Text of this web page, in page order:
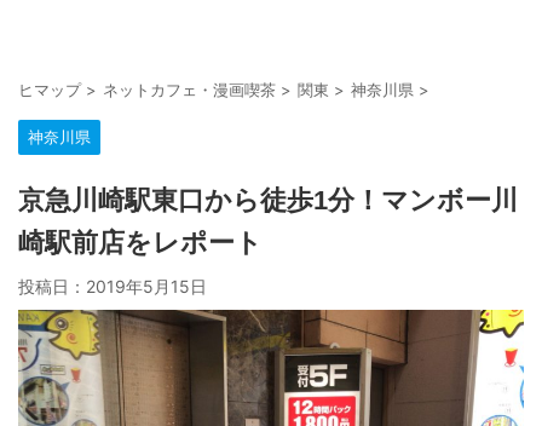
ヒマップ> ネットカフェ・漫画喫茶 > 関東 > 神奈川県 >
神奈川県
京急川崎駅東口から徒歩1分！マンボー川
崎駅前店をレポート
投稿日： 2019年5月15日